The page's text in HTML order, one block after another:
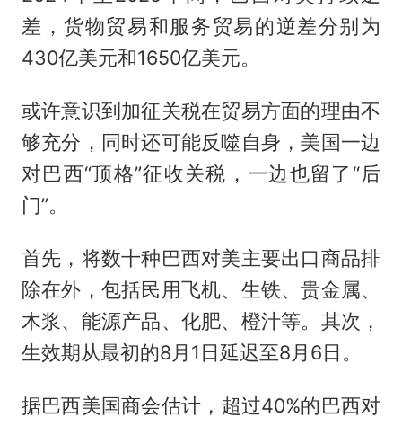
差，货物贸易和服务贸易的逆差分别为
430亿美元和1650亿美元。
或许意识到加征关税在贸易方面的理由不
够充分，同时还可能反噬自身，美国一边
对巴西“顶格”征收关税，一边也留了“后
门”。
首先，将数十种巴西对美主要出口商品排
除在外，包括民用飞机、生铁、贵金属、
木浆、能源产品、化肥、橙汁等。其次，
生效期从最初的8月1日延迟至8月6日。
据巴西美国商会估计，超过40%的巴西对